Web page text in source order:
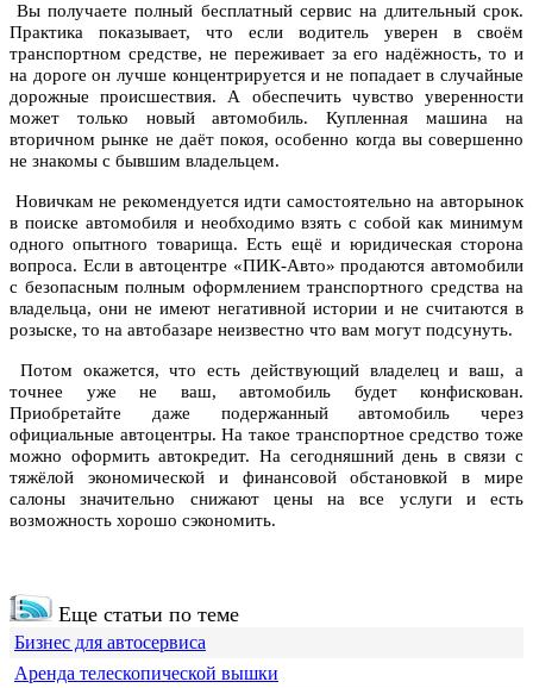
Вы получаете полный бесплатный сервис на длительный срок.
Практика показывает, что если водитель уверен в своём
транспортном средстве, не переживает за его надёжность, то и
на дороге он лучше концентрируется и не попадает в случайные
дорожные происшествия. А обеспечить чувство уверенности
может только новый автомобиль. Купленная машина на
вторичном рынке не даёт покоя, особенно когда вы совершенно
не знакомы с бывшим владельцем.
Новичкам не рекомендуется идти самостоятельно на авторынок
в поиске автомобиля и необходимо взять с собой как минимум
одного опытного товарища. Есть ещё и юридическая сторона
вопроса. Если в автоцентре «ПИК-Авто» продаются автомобили
с безопасным полным оформлением транспортного средства на
владельца, они не имеют негативной истории и не считаются в
розыске, то на автобазаре неизвестно что вам могут подсунуть.
Потом окажется, что есть действующий владелец и ваш, а
точнее уже не ваш, автомобиль будет конфискован.
Приобретайте даже подержанный автомобиль через
официальные автоцентры. На такое транспортное средство тоже
можно оформить автокредит. На сегодняшний день в связи с
тяжёлой экономической и финансовой обстановкой в мире
салоны значительно снижают цены на все услуги и есть
возможность хорошо сэкономить.
Еще статьи по теме
Бизнес для автосервиса
Аренда телескопической вышки